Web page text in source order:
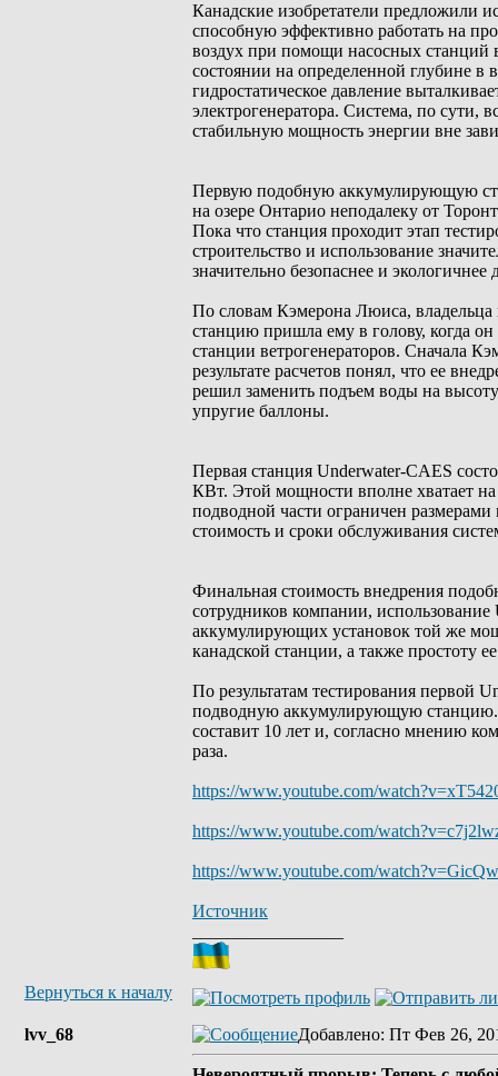
Канадские изобретатели предложили
способную эффективно работать на
воздух при помощи насосных станций
состоянии на определенной глубине
гидростатическое давление
электрогенератора. Система, по сути,
стабильную мощность энергии вне
Первую подобную аккумулирующую
на озере Онтарио неподалеку от
Пока что станция проходит этап
строительство и использование
значительно безопаснее и
По словам Кэмерона Люиса,
станцию пришла ему в голову, когда
станции ветрогенераторов. Сначала
результате расчетов понял, что ее
решил заменить подъем воды на
упругие баллоны.
Первая станция Underwater-CAES
КВт. Этой мощности вполне хватает
подводной части ограничен размерами
стоимость и сроки обслуживания
Финальная стоимость внедрения
сотрудников компании,
аккумулирующих установок той же
канадской станции, а также простоту
По результатам тестирования первой
подводную аккумулирующую станцию.
составит 10 лет и, согласно мнению
раза.
https://www.youtube.com/
https://www.youtube.com/
https://www.youtube.com/
Источник
Вернуться к началу
lvv_68 Добавлено: Пт Фев 26,